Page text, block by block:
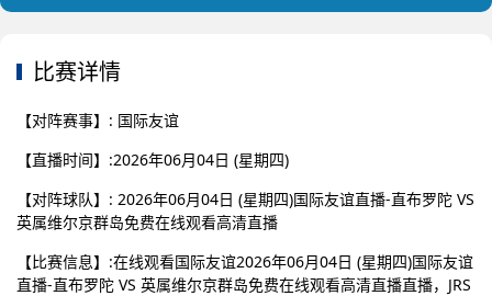
比赛详情
【对阵赛事】: 国际友谊
【直播时间】:2026年06月04日 (星期四)
【对阵球队】: 2026年06月04日 (星期四)国际友谊直播-直布罗陀 VS
英属维尔京群岛免费在线观看高清直播
【比赛信息】:在线观看国际友谊2026年06月04日 (星期四)国际友谊
直播-直布罗陀 VS 英属维尔京群岛免费在线观看高清直播直播，JRS